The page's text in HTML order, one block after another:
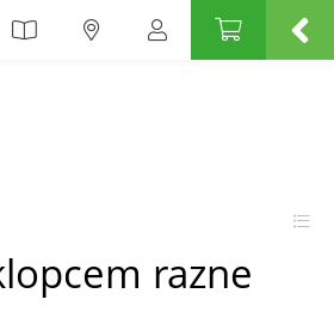
razne